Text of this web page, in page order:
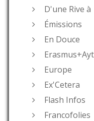
D'une Rive
Émissions
En Douce
Europe
Ex'Cetera
Flash Infos
Francofolies